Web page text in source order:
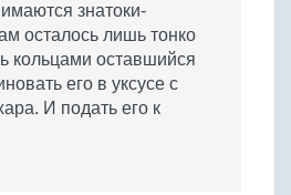
знатоки-
осталось лишь тонко
кольцами оставшийся
его в уксусе с
И подать его к